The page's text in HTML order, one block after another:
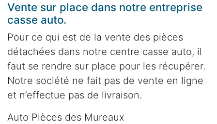
Vente sur place dans notre entreprise
casse auto.
Pour ce qui est de la vente des pièces
détachées dans notre centre casse auto, il
faut se rendre sur place pour les récupérer.
Notre société ne fait pas de vente en ligne
et n’effectue pas de livraison.
Auto Pièces des Mureaux